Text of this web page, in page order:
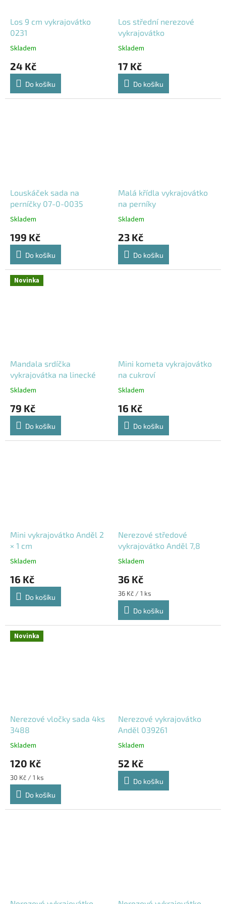
Los 9 cm vykrajovátko
0231
Skladem
24 Kč
Do košíku
Los střední nerezové
vykrajovátko
Skladem
17 Kč
Do košíku
Louskáček sada na
perníčky 07-0-0035
Skladem
199 Kč
Do košíku
Malá křídla vykrajovátko
na perníky
Skladem
23 Kč
Do košíku
Novinka
Mandala srdíčka
vykrajovátka na linecké
Skladem
79 Kč
Do košíku
Mini kometa vykrajovátko
na cukroví
Skladem
16 Kč
Do košíku
Mini vykrajovátko Anděl 2
× 1 cm
Skladem
16 Kč
Do košíku
Nerezové středové
vykrajovátko Anděl 7,8
Skladem
36 Kč
Měrná
cena:
36 Kč / 1 ks
Do košíku
Novinka
Nerezové vločky sada 4ks
3488
Skladem
120 Kč
Měrná
cena:
30 Kč / 1 ks
Do košíku
Nerezové vykrajovátko
Anděl 039261
Skladem
52 Kč
Do košíku